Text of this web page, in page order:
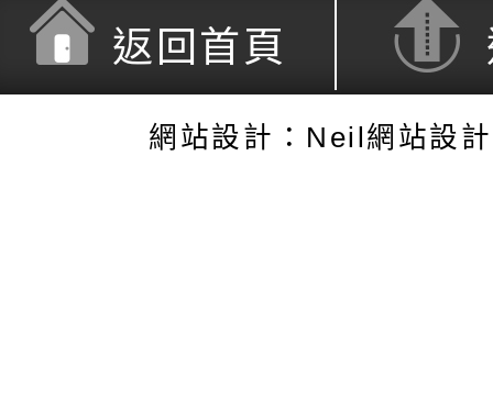
返回首頁
網站設計：Neil網站設